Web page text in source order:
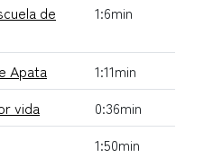
de
1:6min
Apata
1:11min
vida
0:36min
1:50min